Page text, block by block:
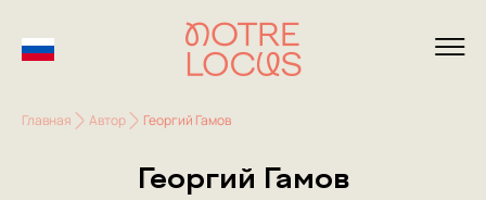
Главная Автор Георгий Гамов
Георгий Гамов